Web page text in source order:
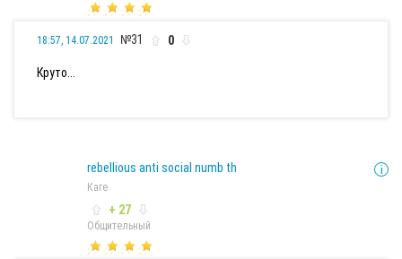
18:57, 14.07.2021 №31 0
Круто...
rebellious anti social numb th
Каге
+ 27
Общительный